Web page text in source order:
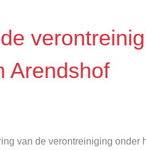
Arendshof
van de verontreiniging